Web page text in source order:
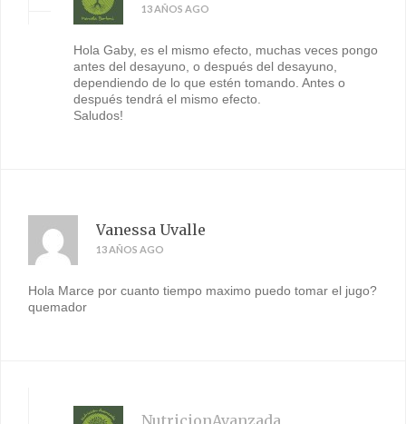
13 AÑOS AGO
Hola Gaby, es el mismo efecto, muchas veces pongo
antes del desayuno, o después del desayuno,
dependiendo de lo que estén tomando. Antes o
después tendrá el mismo efecto.
Saludos!
Vanessa Uvalle
13 AÑOS AGO
Hola Marce por cuanto tiempo maximo puedo tomar el jugo?
quemador